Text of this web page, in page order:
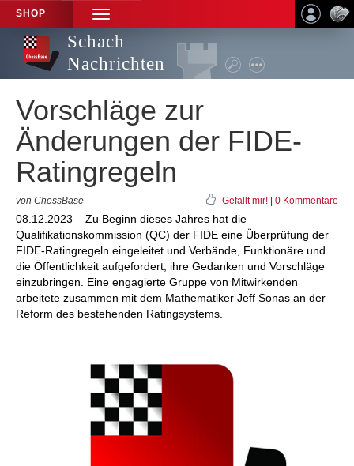
SHOP
TOGGLE
NAVIGATION
Schach
Nachrichten
Vorschläge zur
Änderungen der FIDE-
Ratingregeln
von ChessBase Gefällt mir! 0 Kommentare
08.12.2023 – Zu Beginn dieses Jahres hat die
Qualifikationskommission (QC) der FIDE eine Überprüfung der
FIDE-Ratingregeln eingeleitet und Verbände, Funktionäre und
die Öffentlichkeit aufgefordert, ihre Gedanken und Vorschläge
einzubringen. Eine engagierte Gruppe von Mitwirkenden
arbeitete zusammen mit dem Mathematiker Jeff Sonas an der
Reform des bestehenden Ratingsystems.